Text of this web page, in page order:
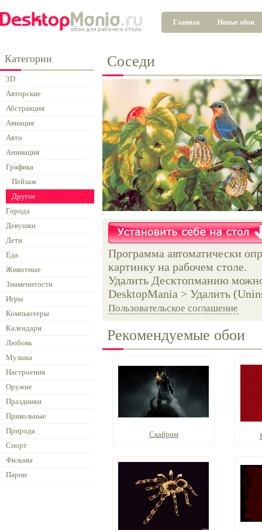
Главная Новые обои
Категории
3D
Авторские
Абстракция
Авиация
Авто
Анимация
Графика
Пейзаж
Другое
Города
Девушки
Дети
Еда
Животные
Знаменитости
Игры
Компьютеры
Календари
Любовь
Музыка
Настроения
Оружие
Праздники
Прикольные
Природа
Спорт
Фильмы
Парни
Соседи
Программа автоматически
картинку на рабочем столе.
Удалить Десктопманию
DesktopMania > Удалить
Пользовательское соглашение
Рекомендуемые обои
Скайрим